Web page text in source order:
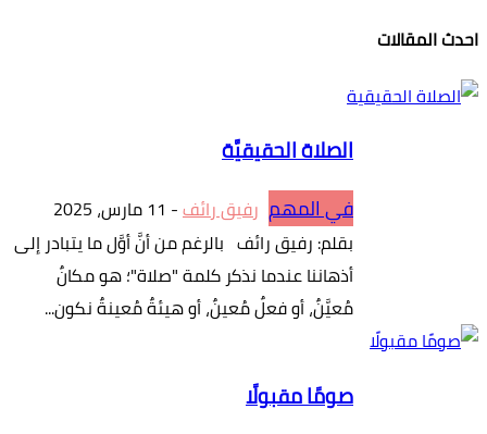
احدث المقالات
الصلاة الحقيقيَّة
في المهم رفيق رائف- 11 مارس، 2025
بقلم: رفيق رائف بالرغم من أنَّ أوَّل ما يتبادر إلى
أذهاننا عندما نذكر كلمة "صلاة"؛ هو مكانٌ
مُعيَّنٌ، أو فعلٌ مُعينٌ، أو هيئةٌ مُعينةٌ نكون...
صومًا مقبولًا